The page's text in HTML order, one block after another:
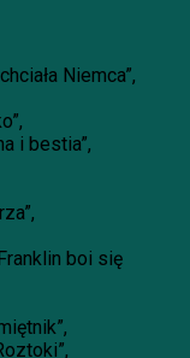
Niemca”,
i bestia”,
boi się